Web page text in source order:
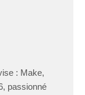
: Make,
passionné